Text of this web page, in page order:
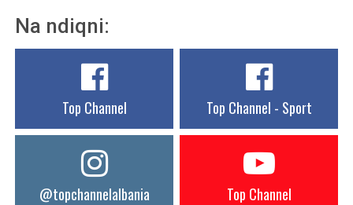
Na ndiqni:
Top Channel Top Channel - Sport
@topchannelalbania Top Channel